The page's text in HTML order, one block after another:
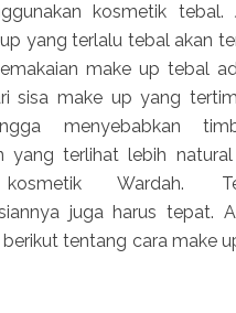
kosmetik tebal.
yang terlalu tebal akan
make up tebal
sisa make up yang
menyebabkan
yang terlihat lebih
Wardah.
juga harus tepat.
berikut tentang cara make